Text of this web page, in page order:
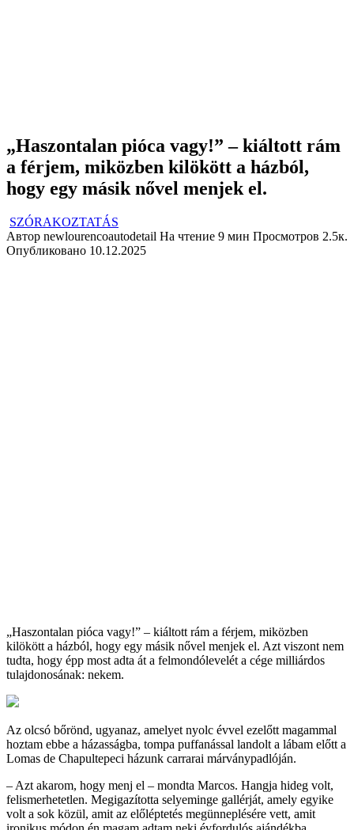
„Haszontalan pióca vagy!” – kiáltott rám
a férjem, miközben kilökött a házból,
hogy egy másik nővel menjek el.
SZÓRAKOZTATÁS
Автор newlourencoautodetail На чтение 9 мин Просмотров 2.5к.
Опубликовано 10.12.2025
„Haszontalan pióca vagy!” – kiáltott rám a férjem, miközben
kilökött a házból, hogy egy másik nővel menjek el. Azt viszont nem
tudta, hogy épp most adta át a felmondólevelét a cége milliárdos
tulajdonosának: nekem.
Az olcsó bőrönd, ugyanaz, amelyet nyolc évvel ezelőtt magammal
hoztam ebbe a házasságba, tompa puffanással landolt a lábam előtt a
Lomas de Chapultepeci házunk carrarai márványpadlóján.
– Azt akarom, hogy menj el – mondta Marcos. Hangja hideg volt,
felismerhetetlen. Megigazította selyeminge gallérját, amely egyike
volt a sok közül, amit az előléptetés megünneplésére vett, amit